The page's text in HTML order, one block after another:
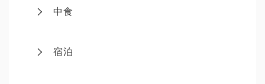
中食
宿泊